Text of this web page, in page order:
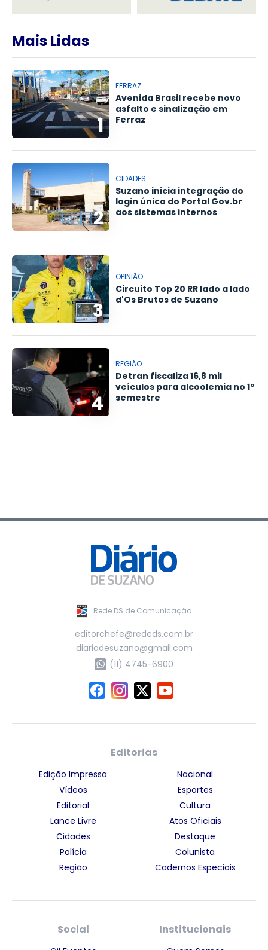
Mais Lidas
1
FERRAZ
Avenida Brasil recebe novo
asfalto e sinalização em
Ferraz
2
CIDADES
Suzano inicia integração do
login único do Portal Gov.br
aos sistemas internos
3
OPINIÃO
Circuito Top 20 RR lado a lado
d'Os Brutos de Suzano
4
REGIÃO
Detran fiscaliza 16,8 mil
veículos para alcoolemia no 1º
semestre
Rede DS de Comunicação
editorchefe@rededs.com.br
diariodesuzano@gmail.com
(11) 4745-6900
Editorias
Edição Impressa
Vídeos
Editorial
Lance Livre
Cidades
Polícia
Região
Nacional
Esportes
Cultura
Atos Oficiais
Destaque
Colunista
Cadernos Especiais
Social Institucionais